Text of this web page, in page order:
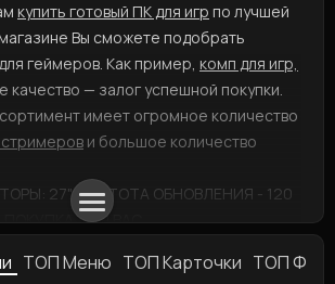
купить готовый ПК для игр по лучшей
Вы сможете подобрать
геймеров. Как пример, комп для игр,
качество — залог успешной покупки.
имеет огромное количество
и большое количество
27", ЧАСТОТА ОБНОВЛЕНИЯ - 120
ДЛЯ ВАС
можете, оформив заказ и выбрав
ТОП Меню ТОП Карточки ТОП